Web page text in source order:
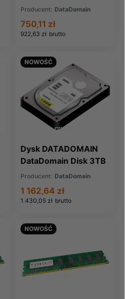
disk for DD620 (X-
Producent: DataDomain
922,63 zł brutto
750,11 zł
Dysk DATADOMAIN
DataDomain Disk 3TB
SAS 3 5 (X-2UC-
3TBS)
Producent: DataDomain
1 430,05 zł brutto
1 162,64 zł
NOWOŚĆ
NOWOŚĆ